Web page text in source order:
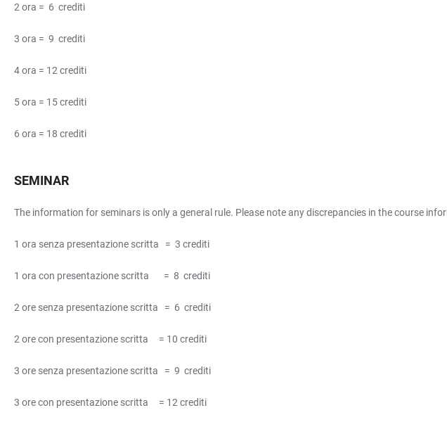
2 ora = 6 crediti
3 ora = 9 crediti
4 ora = 12 crediti
5 ora = 15 crediti
6 ora = 18 crediti
SEMINAR
The information for seminars is only a general rule. Please note any discrepancies in the course
1 ora senza presentazione scritta = 3 crediti
1 ora con presentazione scritta = 8 crediti
2 ore senza presentazione scritta = 6 crediti
2 ore con presentazione scritta = 10 crediti
3 ore senza presentazione scritta = 9 crediti
3 ore con presentazione scritta = 12 crediti